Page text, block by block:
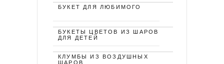
БУКЕТ ДЛЯ ЛЮБИМОГО
БУКЕТЫ ЦВЕТОВ ИЗ ШАРОВ
ДЛЯ ДЕТЕЙ
КЛУМБЫ ИЗ ВОЗДУШНЫХ
ШАРОВ